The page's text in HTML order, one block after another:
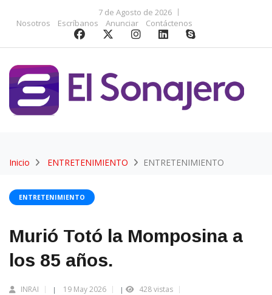
7 de Agosto de 2026
Nosotros
Escríbanos Anunciar Contáctenos
Inicio ENTRETENIMIENTO ENTRETENIMIENTO
ENTRETENIMIENTO
Murió Totó la Momposina a
los 85 años.
INRAI | 19 May 2026 | 428 vistas